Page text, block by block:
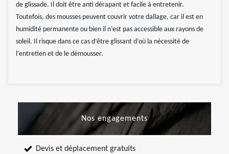
de glissade. Il doit être anti dérapant et facile à entretenir.
Toutefois, des mousses peuvent couvrir votre dallage, car il est en
humidité permanente ou bien il n’est pas accessible aux rayons de
soleil. Il risque dans ce cas d’être glissant d’où la nécessité de
l’entretien et de le démousser.
Nos engagements
Devis et déplacement gratuits